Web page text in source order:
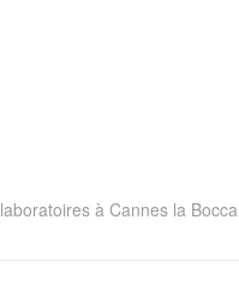
laboratoires à Cannes la Bocca